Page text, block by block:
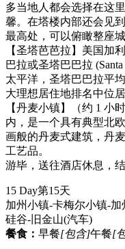
多当地人都会选择在这
馨。在塔楼内部还会见
最高处，可以俯瞰整座
【圣塔芭芭拉】美国加
巴拉或圣塔巴巴拉
太平洋，圣塔巴巴拉平
大理想居住地排名中位居
【丹麦小镇】（约 1 小
内，是一个具有典型北
画般的丹麦式建筑，丹
工艺品。
游毕，送往酒店休息，
15 Day第15天
加州小镇-卡梅尔小镇-
硅谷-旧金山(汽车)
餐食： 早餐[包含]午餐[